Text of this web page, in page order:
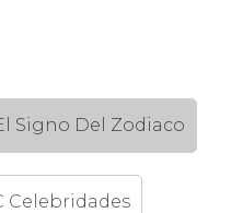
Signo Del Zodiaco
Celebridades